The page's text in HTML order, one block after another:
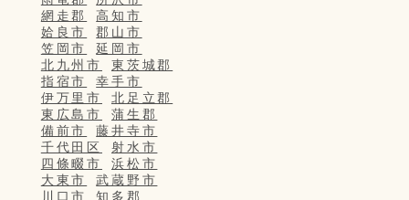
網走郡
高知市
姶良市
郡山市
笠岡市
延岡市
北九州市
東茨城郡
指宿市
幸手市
伊万里市
北足立郡
東広島市
蒲生郡
備前市
藤井寺市
千代田区
射水市
四條畷市
浜松市
大東市
武蔵野市
川口市
知多郡